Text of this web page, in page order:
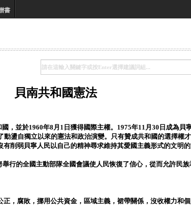
書
貝南共和國憲法
，並於1960年8月1日獲得國際主權。1975年11月30日成為貝
盪自獨立以來的憲法和政治演變。只有贊成共和國的選擇權才
削弱貝寧人民以自己的精神尋求維持其愛國主義形式的文明
行的全國主動部隊全國會議使人民恢復了信心，從而允許民
，腐敗，挪用公共資金，區域主義，裙帶關係，沒收權力和